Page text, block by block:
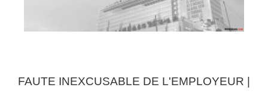
FAUTE INEXCUSABLE DE L'EMPLOYEUR |